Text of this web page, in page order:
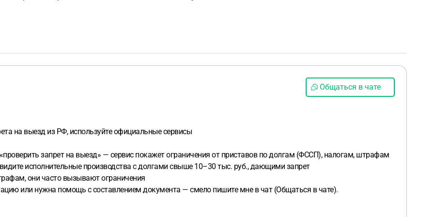
Общаться в чате
на выезд из РФ, используйте официальные сервисы
запрет на выезд» — сервис покажет ограничения от приставов по долгам (ФССП), налогам, штрафам
исполнительные производства с долгами свыше 10–30 тыс. руб., дающими запрет
они часто вызывают ограничения
или нужна помощь с составлением документа — смело пишите мне в чат (Общаться в чате).